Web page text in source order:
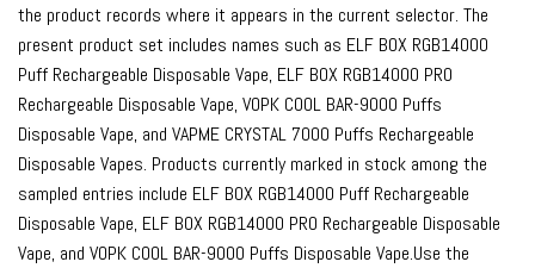
the product records where it appears in the current selector. The
present product set includes names such as ELF BOX RGB14000
Puff Rechargeable Disposable Vape, ELF BOX RGB14000 PRO
Rechargeable Disposable Vape, VOPK COOL BAR-9000 Puffs
Disposable Vape, and VAPME CRYSTAL 7000 Puffs Rechargeable
Disposable Vapes. Products currently marked in stock among the
sampled entries include ELF BOX RGB14000 Puff Rechargeable
Disposable Vape, ELF BOX RGB14000 PRO Rechargeable Disposable
Vape, and VOPK COOL BAR-9000 Puffs Disposable Vape.Use the